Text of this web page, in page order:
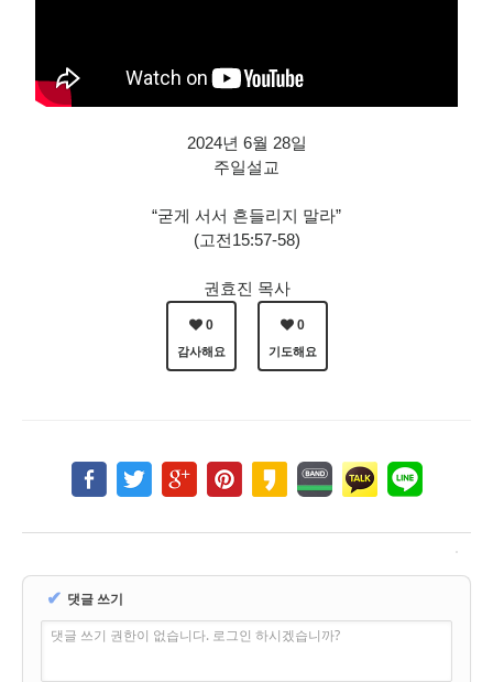
2024년 6월 28일
주일설교
“굳게 서서 흔들리지 말라”
(고전15:57-58)
권효진 목사
0
감사해요
0
기도해요
✔ 댓글 쓰기
댓글 쓰기 권한이 없습니다. 로그인 하시겠습니까?